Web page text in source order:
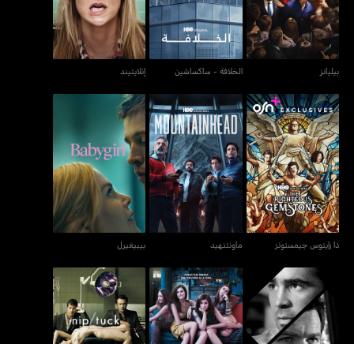
بيليانز الخلافة - ساكساشين إنلايتيند
ذا رايتوس جيمستونز
ذا رايتوس جيمستونز
ماونتنهيد
ماونتنهيد
بيبيغيرل
بيبيغيرل
كاساندراز دريم فتيات - غيرلز نيب/ تاك